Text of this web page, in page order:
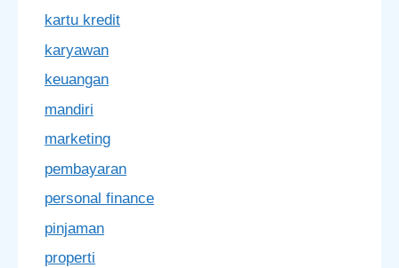
kartu kredit
karyawan
keuangan
mandiri
marketing
pembayaran
personal finance
pinjaman
properti